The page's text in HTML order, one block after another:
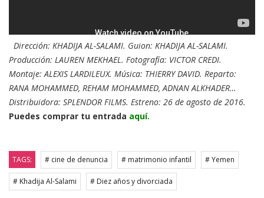
Dirección: KHADIJA AL-SALAMI. Guion: KHADIJA AL-SALAMI.
Producción: LAUREN MEKHAEL. Fotografía: VICTOR CREDI.
Montaje: ALEXIS LARDILEUX. Música: THIERRY DAVID. Reparto:
RANA MOHAMMED, REHAM MOHAMMED, ADNAN ALKHADER…
Distribuidora: SPLENDOR FILMS. Estreno: 26 de agosto de 2016.
Puedes comprar tu entrada aquí.
TAGS: # cine de denuncia # matrimonio infantil # Yemen
# Khadija Al-Salami # Diez años y divorciada